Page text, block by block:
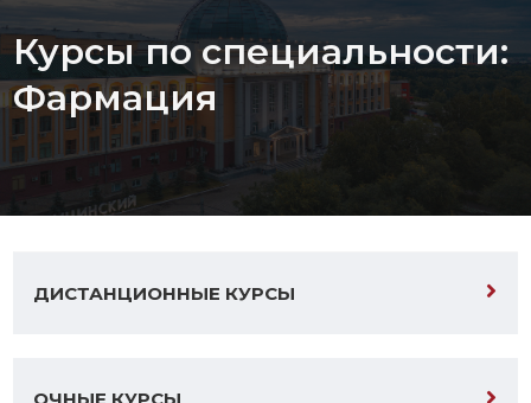
Курсы по специальности:
Фармация
ДИСТАНЦИОННЫЕ КУРСЫ